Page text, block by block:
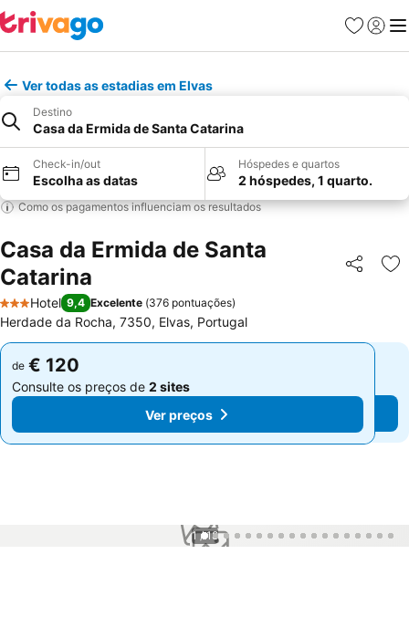
Favoritos
Iniciar
Ver todas as estadias em Elvas
Destino
Casa da Ermida de Santa Catarina
Check-in/out
Escolha as datas
Hóspedes e quartos
2 hóspedes, 1 quarto.
Como os pagamentos influenciam os resultados
Casa da Ermida de Santa
Catarina
Partilhar
3 Estrelas
Hotel 9,4 Excelente (376 pontuações)
Herdade da Rocha, 7350, Elvas, Portugal
de € 120
Consulte os preços de 2 sites
Ver preços
de € 120
Consulte os preços de 2 sites
Ver preços
1 / 18